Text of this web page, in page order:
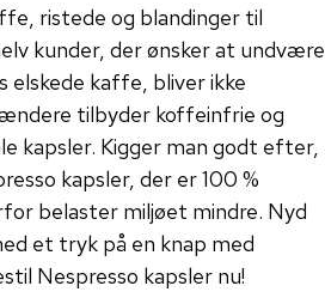
ristede og blandinger til
kunder, der ønsker at undvære
elskede kaffe, bliver ikke
tilbyder koffeinfrie og
kapsler. Kigger man godt efter,
kapsler, der er 100 %
belaster miljøet mindre. Nyd
et tryk på en knap med
Nespresso kapsler nu!